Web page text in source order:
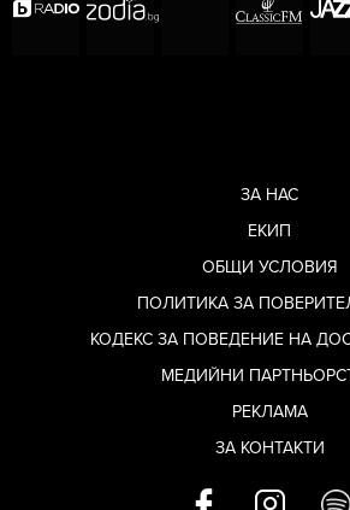
ЗА НАС
ЕКИП
ОБЩИ УСЛОВИЯ
ПОЛИТИКА ЗА
КОДЕКС ЗА ПОВЕДЕНИЕ НА
МЕДИЙНИ
РЕКЛАМА
ЗА КОНТАКТИ